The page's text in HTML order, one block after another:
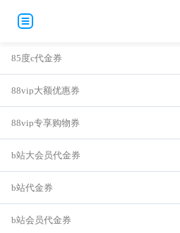
85度c代金券
88vip大额优惠券
88vip专享购物券
b站大会员代金券
b站代金券
b站会员代金券